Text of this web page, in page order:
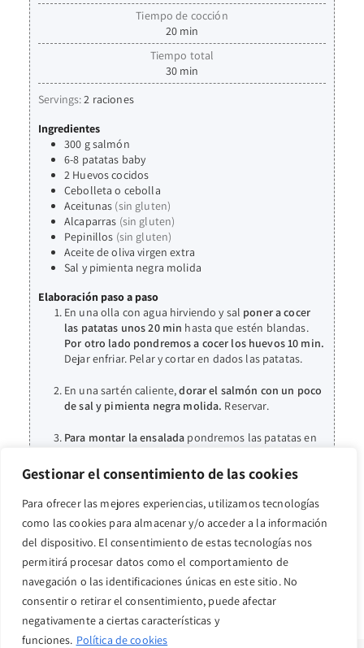
Gestionar el consentimiento de las cookies
Para ofrecer las mejores experiencias, utilizamos tecnologías
como las cookies para almacenar y/o acceder a la información
del dispositivo. El consentimiento de estas tecnologías nos
permitirá procesar datos como el comportamiento de
navegación o las identificaciones únicas en este sitio. No
consentir o retirar el consentimiento, puede afectar
negativamente a ciertas características y
funciones. Política de cookies
Tiempo de cocción
20 min
Tiempo total
30 min
Servings:2 raciones
Ingredientes
300 gsalmón
6-8 patatas baby
2 Huevos cocidos
Cebolleta o cebolla
Aceitunas (sin gluten)
Alcaparras (sin gluten)
Pepinillos (sin gluten)
Aceite de oliva virgen extra
Sal y pimienta negra molida
Elaboración paso a paso
En una olla con agua hirviendo y sal poner a cocer
las patatas unos 20 min hasta que estén blandas.
Por otro lado pondremos a cocer los huevos 10 min.
Dejar enfriar. Pelar y cortar en dados las patatas.
En una sartén caliente,dorar el salmón con un poco
de sal y pimienta negra molida. Reservar.
Para montar la ensalada pondremos las patatas en
aceite de oliva virgen extra, pepinillos y alcaparras
picado muy finamente y sal. Mezclar muy bien.
Añadir las aceitunas, la cebolla o cebolleta en
juliana, el salmón cocinado en dados sin piel y el
huevo cocido cortado.